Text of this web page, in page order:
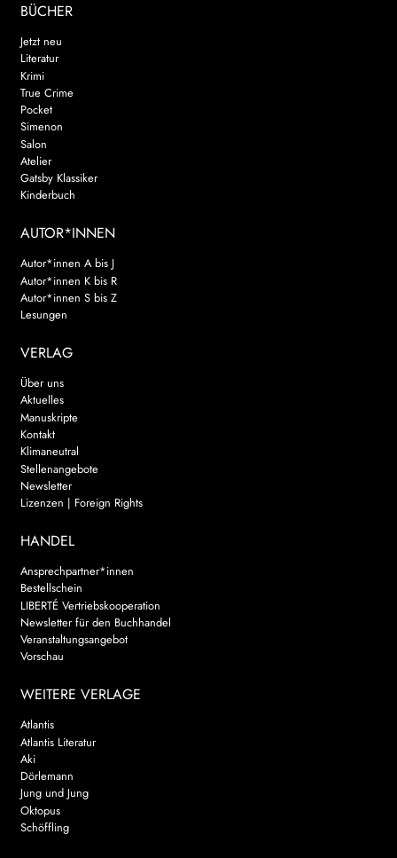
BÜCHER
Jetzt neu
Literatur
Krimi
True Crime
Pocket
Simenon
Salon
Atelier
Gatsby Klassiker
Kinderbuch
AUTOR*INNEN
Autor*innen A bis J
Autor*innen K bis R
Autor*innen S bis Z
Lesungen
VERLAG
Über uns
Aktuelles
Manuskripte
Kontakt
Klimaneutral
Stellenangebote
Newsletter
Lizenzen | Foreign Rights
HANDEL
Ansprechpartner*innen
Bestellschein
LIBERTÉ Vertriebskooperation
Newsletter für den Buchhandel
Veranstaltungsangebot
Vorschau
WEITERE VERLAGE
Atlantis
Atlantis Literatur
Aki
Dörlemann
Jung und Jung
Oktopus
Schöffling